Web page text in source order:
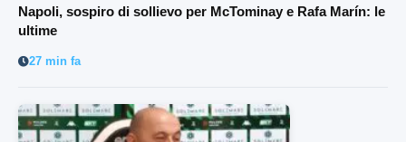
Napoli, sospiro di sollievo per McTominay e Rafa Marín: le
ultime
27 min fa